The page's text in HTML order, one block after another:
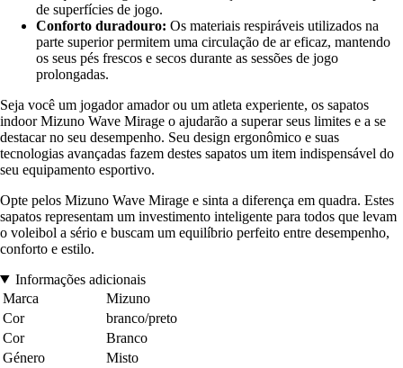
de superfícies de jogo.
Conforto duradouro: Os materiais respiráveis utilizados na
parte superior permitem uma circulação de ar eficaz, mantendo
os seus pés frescos e secos durante as sessões de jogo
prolongadas.
Seja você um jogador amador ou um atleta experiente, os sapatos
indoor Mizuno Wave Mirage o ajudarão a superar seus limites e a se
destacar no seu desempenho. Seu design ergonômico e suas
tecnologias avançadas fazem destes sapatos um item indispensável do
seu equipamento esportivo.
Opte pelos Mizuno Wave Mirage e sinta a diferença em quadra. Estes
sapatos representam um investimento inteligente para todos que levam
o voleibol a sério e buscam um equilíbrio perfeito entre desempenho,
conforto e estilo.
Informações adicionais
Marca
Mizuno
Cor
branco/preto
Cor
Branco
Género
Misto